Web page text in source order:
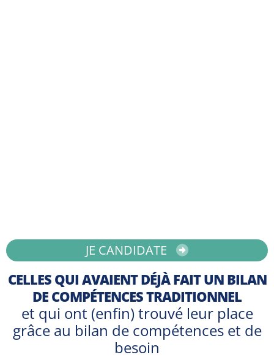
JE CANDIDATE
CELLES QUI AVAIENT DÉJÀ FAIT UN BILAN
DE COMPÉTENCES TRADITIONNEL
et qui ont (enfin) trouvé leur place
grâce au bilan de compétences et de
besoin